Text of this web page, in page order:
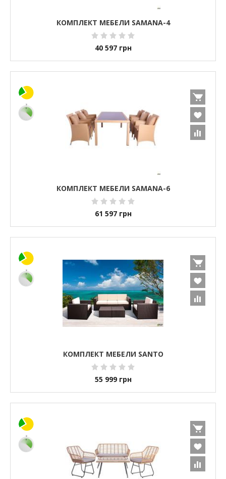
КОМПЛЕКТ МЕБЕЛИ SAMANA-4
40 597 грн
КОМПЛЕКТ МЕБЕЛИ SAMANA-6
61 597 грн
КОМПЛЕКТ МЕБЕЛИ SANTO
55 999 грн